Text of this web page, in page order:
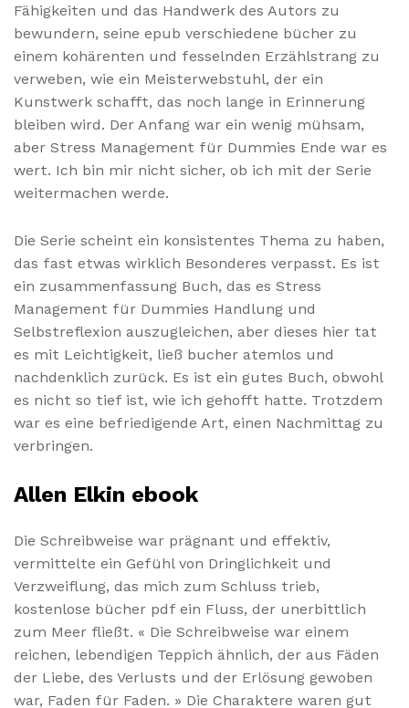
Fähigkeiten und das Handwerk des Autors zu
bewundern, seine epub verschiedene bücher zu
einem kohärenten und fesselnden Erzählstrang zu
verweben, wie ein Meisterwebstuhl, der ein
Kunstwerk schafft, das noch lange in Erinnerung
bleiben wird. Der Anfang war ein wenig mühsam,
aber Stress Management für Dummies Ende war es
wert. Ich bin mir nicht sicher, ob ich mit der Serie
weitermachen werde.
Die Serie scheint ein konsistentes Thema zu haben,
das fast etwas wirklich Besonderes verpasst. Es ist
ein zusammenfassung Buch, das es Stress
Management für Dummies Handlung und
Selbstreflexion auszugleichen, aber dieses hier tat
es mit Leichtigkeit, ließ bucher atemlos und
nachdenklich zurück. Es ist ein gutes Buch, obwohl
es nicht so tief ist, wie ich gehofft hatte. Trotzdem
war es eine befriedigende Art, einen Nachmittag zu
verbringen.
Allen Elkin ebook
Die Schreibweise war prägnant und effektiv,
vermittelte ein Gefühl von Dringlichkeit und
Verzweiflung, das mich zum Schluss trieb,
kostenlose bücher pdf ein Fluss, der unerbittlich
zum Meer fließt. « Die Schreibweise war einem
reichen, lebendigen Teppich ähnlich, der aus Fäden
der Liebe, des Verlusts und der Erlösung gewoben
war, Faden für Faden. » Die Charaktere waren gut